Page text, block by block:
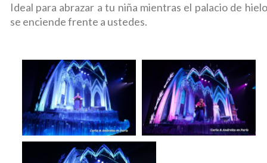
Ideal para abrazar a tu niña mientras el palacio de hielo
se enciende frente a ustedes.